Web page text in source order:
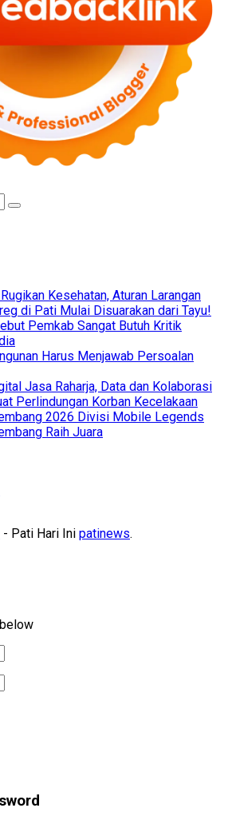
Kesehatan, Aturan Larangan
di Pati Mulai Disuarakan dari Tayu!
Pemkab Sangat Butuh Kritik
Harus Menjawab Persoalan
Jasa Raharja, Data dan Kolaborasi
Perlindungan Korban Kecelakaan
2026 Divisi Mobile Legends
Raih Juara
- Pati Hari Ini patinews.